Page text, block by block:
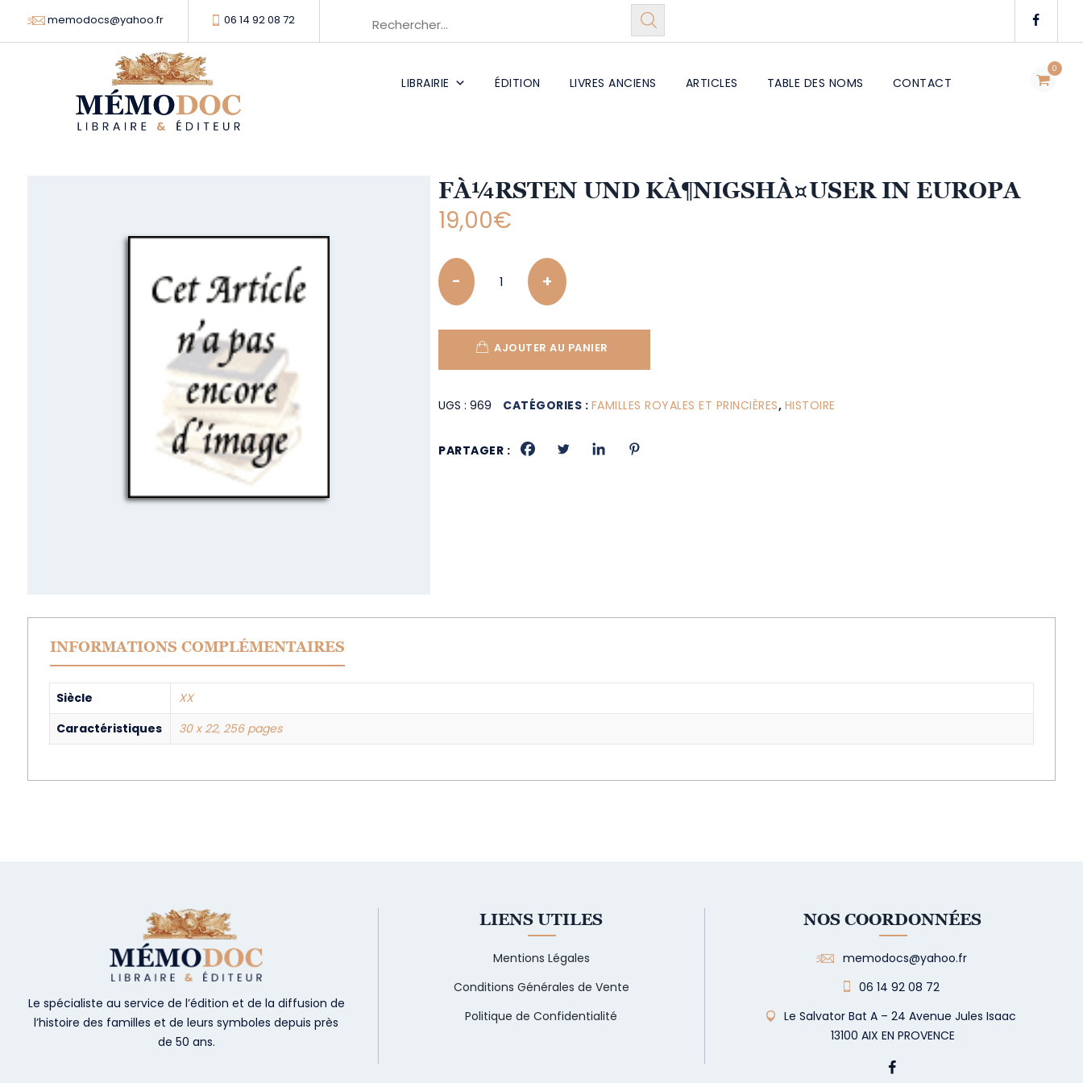
memodocs@yahoo.fr 06 14 92 08 72
0
LIBRAIRIE ÉDITION LIVRES ANCIENS ARTICLES TABLE DES NOMS CONTACT
FÀ¼RSTEN UND KÀ¶NIGSHÀ¤USER IN EUROPA
19,00€
Quantity
AJOUTER AU PANIER
UGS :969 CATÉGORIES : FAMILLES ROYALES ET PRINCIÈRES, HISTOIRE
PARTAGER :
INFORMATIONS COMPLÉMENTAIRES
Siècle
XX
Caractéristiques
30 x 22, 256 pages
Le spécialiste au service de l’édition et de la diffusion de
l’histoire des familles et de leurs symboles depuis près
de 50 ans.
LIENS UTILES
Mentions Légales
Conditions Générales de Vente
Politique de Confidentialité
NOS COORDONNÉES
memodocs@yahoo.fr
06 14 92 08 72
Le Salvator Bat A – 24 Avenue Jules Isaac
13100 AIX EN PROVENCE